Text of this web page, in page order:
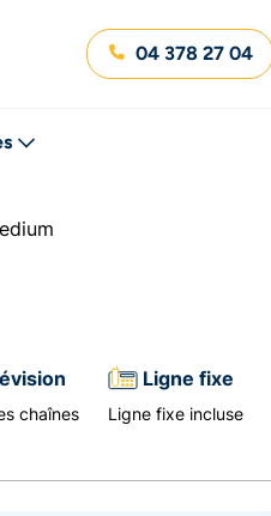
04 378 27 04
chaînes
Ligne fixe
Ligne fixe incluse